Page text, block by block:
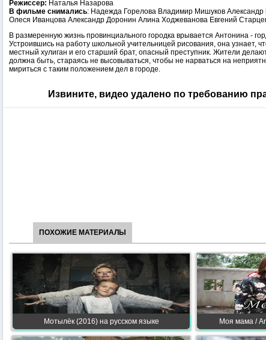
Режиссер: Наталья Назарова
В фильме снимались: Надежда Горелова Владимир Мишуков Александр
Олеся Иванцова Александр Доронин Алина Ходжеванова Евгений
В размеренную жизнь провинциального городка врывается Антонина -
Устроившись на работу школьной учительницей рисования, она узнает,
местный хулиган и его старший брат, опасный преступник. Жители
должна быть, стараясь не высовываться, чтобы не нарваться на
мириться с таким положением дел в городе.
Извините, видео удалено по требованию
ПОХОЖИЕ МАТЕРИАЛЫ
Мотылёк (2016) на русском языке Моя мама /